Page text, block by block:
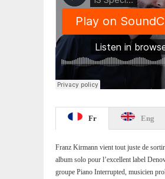
Fr Eng
Franz Kirmann vient tout juste de
album solo pour l’excellent label
groupe Piano Interrupted, musicien